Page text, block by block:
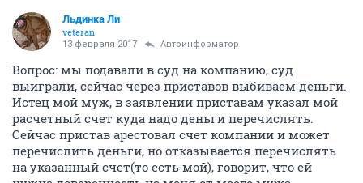
Льдинка Ли
veteran
13 февраля 2017 Автоинформатор
Вопрос: мы подавали в суд на компанию, суд
выиграли, сейчас через приставов выбиваем деньги.
Истец мой муж, в заявлении приставам указал мой
расчетный счет куда надо деньги перечислять.
Сейчас пристав арестовал счет компании и может
перечислить деньги, но отказывается перечислять
на указанный счет(то есть мой), говорит, что ей